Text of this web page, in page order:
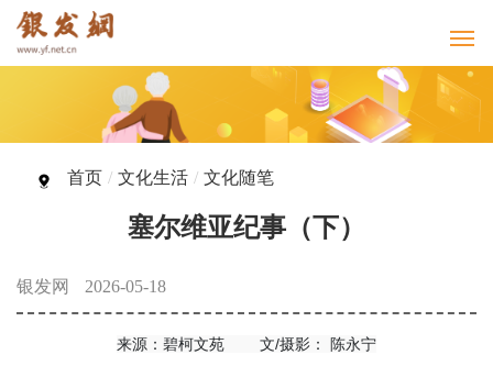
首页 / 文化生活 / 文化随笔
塞尔维亚纪事（下）
银发网 2026-05-18
来源：碧柯文苑 文/摄影： 陈永宁